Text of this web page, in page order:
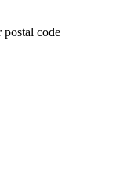
postal code